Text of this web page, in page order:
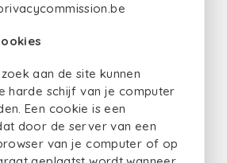
aan de site kunnen
harde schijf van je computer
Een cookie is een
door de server van een
van je computer of op